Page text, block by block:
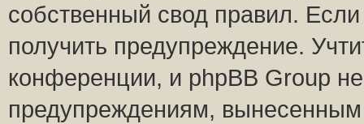
собственный свод правил.
получить предупреждение.
конференции, и phpBB Group
предупреждениям,